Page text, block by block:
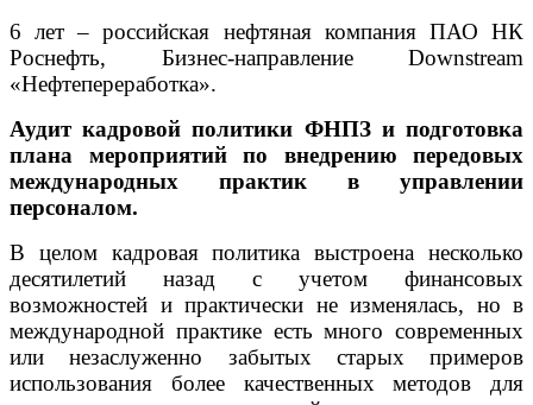
6 лет – российская нефтяная компания ПАО НК
Роснефть, Бизнес-направление Downstream
«Нефтепереработка».
Аудит кадровой политики ФНПЗ и подготовка
плана мероприятий по внедрению передовых
международных практик в управлении
персоналом.
В целом кадровая политика выстроена несколько
десятилетий назад с учетом финансовых
возможностей и практически не изменялась, но в
международной практике есть много современных
или незаслуженно забытых старых примеров
использования более качественных методов для